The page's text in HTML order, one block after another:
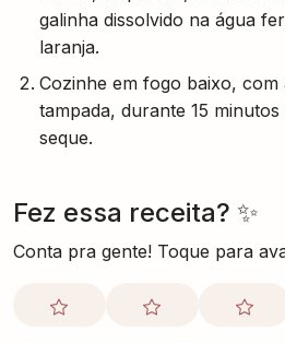
galinha dissolvido na água
laranja.
Cozinhe em fogo baixo, com
tampada, durante 15
seque.
Fez essa receita? ✨
Conta pra gente! Toque para